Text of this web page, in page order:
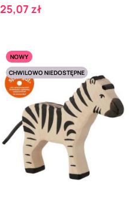
Cena
25,07 zł
NOWY
CHWILOWO NIEDOSTĘPNE